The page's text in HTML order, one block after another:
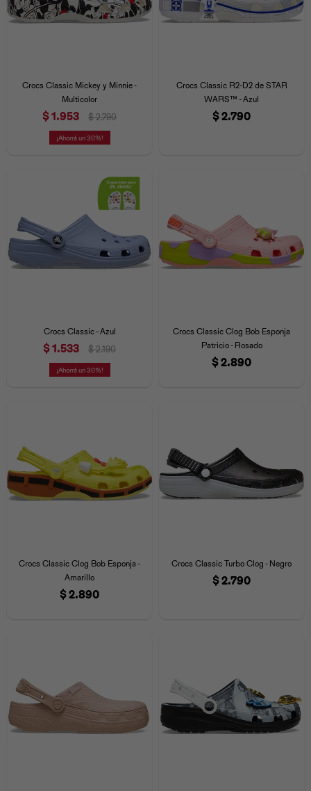
Crocs Classic Mickey y Minnie -
Multicolor
$1.953 $ 2.790
30
Crocs Classic R2-D2 de STAR
WARS™ - Azul
$2.790
Crocs Classic - Azul
$1.533 $ 2.190
30
Crocs Classic Clog Bob Esponja
Patricio - Rosado
$2.890
Crocs Classic Clog Bob Esponja -
Amarillo
$2.890
Crocs Classic Turbo Clog - Negro
$2.790